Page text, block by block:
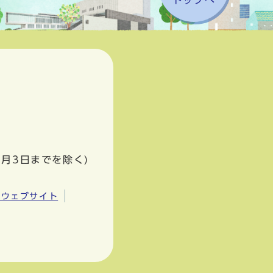
3日までを除く)
ェブサイト